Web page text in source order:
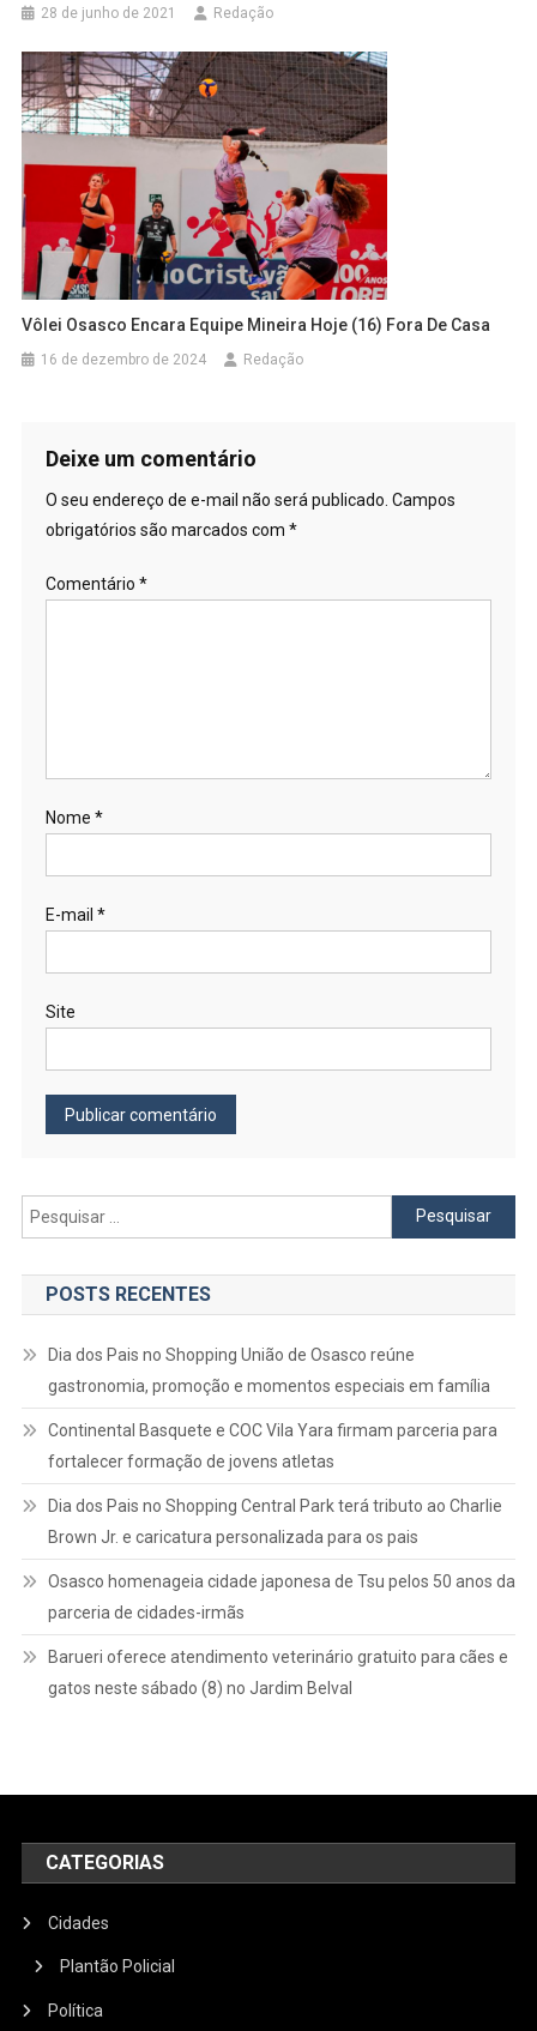
28 de junho de 2021 Redação
Vôlei Osasco Encara Equipe Mineira Hoje (16) Fora De Casa
16 de dezembro de 2024 Redação
Deixe um comentário
O seu endereço de e-mail não será publicado. Campos
obrigatórios são marcados com *
Comentário *
Nome *
E-mail *
Site
Pesquisar
por:
POSTS RECENTES
Dia dos Pais no Shopping União de Osasco reúne
gastronomia, promoção e momentos especiais em família
Continental Basquete e COC Vila Yara firmam parceria para
fortalecer formação de jovens atletas
Dia dos Pais no Shopping Central Park terá tributo ao Charlie
Brown Jr. e caricatura personalizada para os pais
Osasco homenageia cidade japonesa de Tsu pelos 50 anos da
parceria de cidades-irmãs
Barueri oferece atendimento veterinário gratuito para cães e
gatos neste sábado (8) no Jardim Belval
CATEGORIAS
Cidades
Plantão Policial
Política